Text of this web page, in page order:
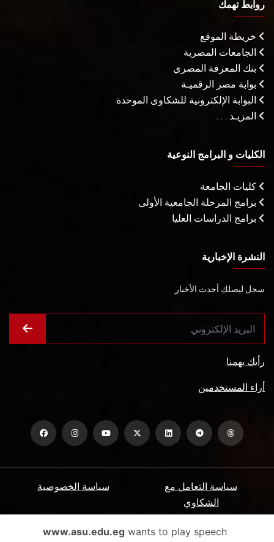
روابط تهمك
خريطة الموقع
الجامعات المصرية
بنك المعرفة المصري
بوابة مصر الرقميـة
البوابة الإلكترونية للشكاوى الموحدة
المزيـد . . .
الكليات و البرامج النوعية
كليات الجامعة
برامج المرحلة الجامعية الأولى
برامج الدراسات العليا
النشرة الإخبارية
سجل ليصلك أحدث الأخبار
رأيك يهمنا
أراء المستخدمين
سياسة الخصوصية
سياسة التعامل مع
الشكاوي
الأسئلة الشائعة ميثاق المتعاملين www.asu.edu.egwants to play speech